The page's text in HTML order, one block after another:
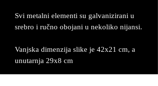
Svi metalni elementi su galvanizirani u
srebro i ručno obojani u nekoliko nijansi.
Vanjska dimenzija slike je 42x21 cm, a
unutarnja 29x8 cm